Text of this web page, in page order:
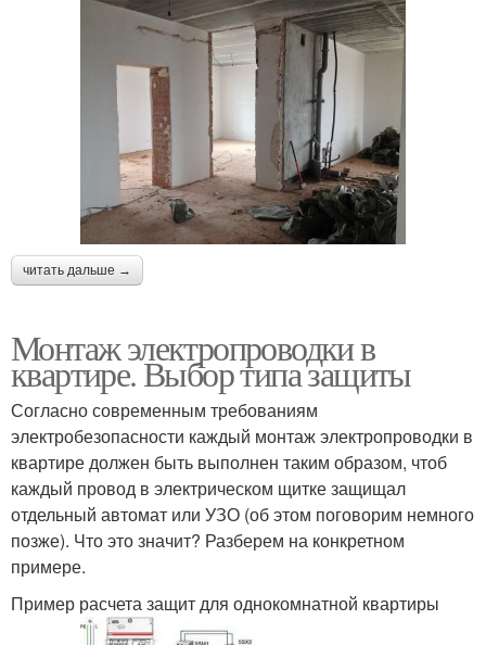
читать дальше →
Монтаж электропроводки в
квартире. Выбор типа защиты
Согласно современным требованиям
электробезопасности каждый монтаж электропроводки в
квартире должен быть выполнен таким образом, чтоб
каждый провод в электрическом щитке защищал
отдельный автомат или УЗО (об этом поговорим немного
позже). Что это значит? Разберем на конкретном
примере.
Пример расчета защит для однокомнатной квартиры